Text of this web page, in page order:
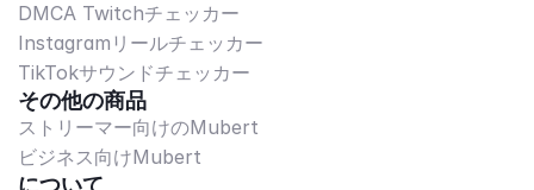
DMCA Twitchチェッカー
Instagramリールチェッカー
TikTokサウンドチェッカー
その他の商品
ストリーマー向けのMubert
ビジネス向けMubert
について